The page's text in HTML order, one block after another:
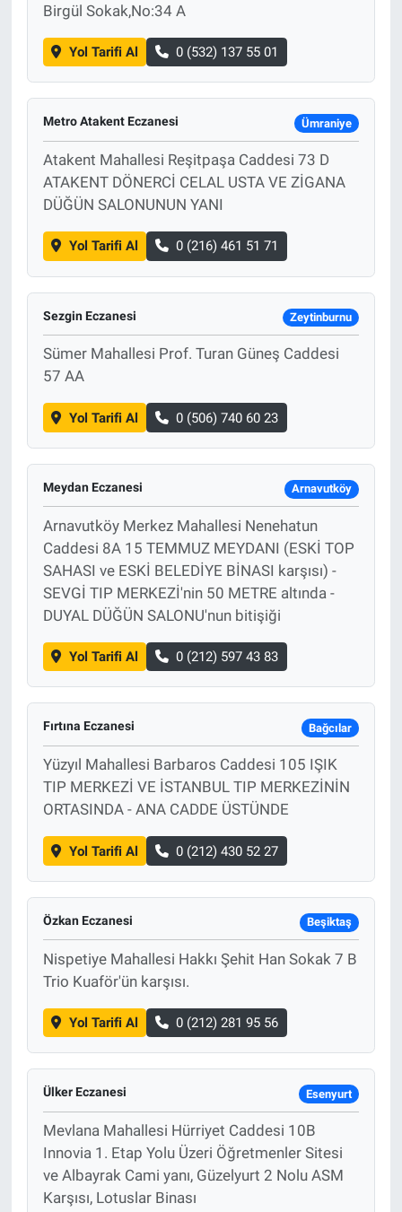
Birgül Sokak,No:34 A
Yol Tarifi Al 0 (532) 137 55 01
Metro Atakent Eczanesi Ümraniye
Atakent Mahallesi Reşitpaşa Caddesi 73 D
ATAKENT DÖNERCİ CELAL USTA VE ZİGANA
DÜĞÜN SALONUNUN YANI
Yol Tarifi Al 0 (216) 461 51 71
Sezgin Eczanesi Zeytinburnu
Sümer Mahallesi Prof. Turan Güneş Caddesi
57 AA
Yol Tarifi Al 0 (506) 740 60 23
Meydan Eczanesi Arnavutköy
Arnavutköy Merkez Mahallesi Nenehatun
Caddesi 8A 15 TEMMUZ MEYDANI (ESKİ TOP
SAHASI ve ESKİ BELEDİYE BİNASI karşısı) -
SEVGİ TIP MERKEZİ'nin 50 METRE altında -
DUYAL DÜĞÜN SALONU'nun bitişiği
Yol Tarifi Al 0 (212) 597 43 83
Fırtına Eczanesi Bağcılar
Yüzyıl Mahallesi Barbaros Caddesi 105 IŞIK
TIP MERKEZİ VE İSTANBUL TIP MERKEZİNİN
ORTASINDA - ANA CADDE ÜSTÜNDE
Yol Tarifi Al 0 (212) 430 52 27
Özkan Eczanesi Beşiktaş
Nispetiye Mahallesi Hakkı Şehit Han Sokak 7 B
Trio Kuaför'ün karşısı.
Yol Tarifi Al 0 (212) 281 95 56
Ülker Eczanesi Esenyurt
Mevlana Mahallesi Hürriyet Caddesi 10B
Innovia 1. Etap Yolu Üzeri Öğretmenler Sitesi
ve Albayrak Cami yanı, Güzelyurt 2 Nolu ASM
Karşısı, Lotuslar Binası